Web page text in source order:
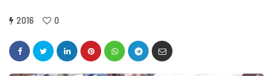
2016 0